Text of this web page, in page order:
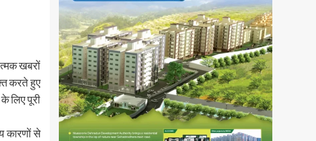
खबरों
करते हुए
लिए पूरी
कारणों से